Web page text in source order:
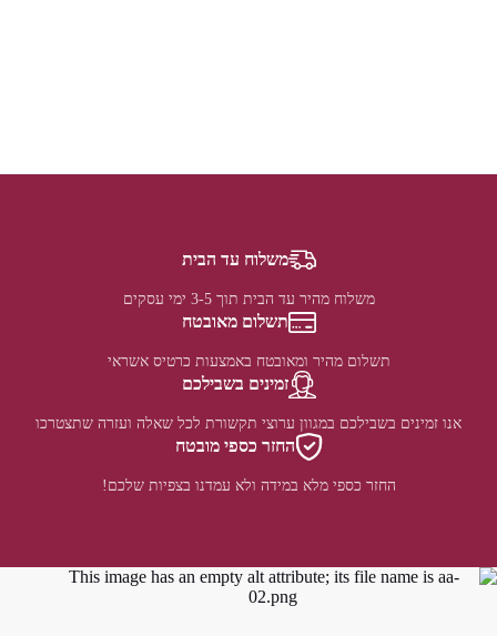
משלוח עד הבית
משלוח מהיר עד הבית תוך 3-5 ימי עסקים
תשלום מאובטח
תשלום מהיר ומאובטח באמצעות כרטיס אשראי
זמינים בשבילכם
אנו זמינים בשבילכם במגוון ערוצי תקשורת לכל שאלה ועזרה שתצטרכו
החזר כספי מובטח
החזר כספי מלא במידה ולא עמדנו בצפיות שלכם!